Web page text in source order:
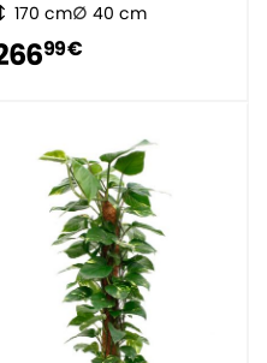
170 cm 40 cm
99 €